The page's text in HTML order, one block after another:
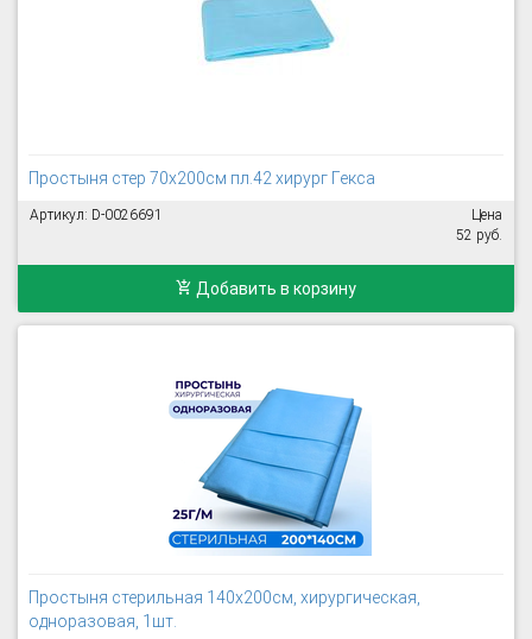
Простыня стер 70х200см пл.42 хирург Гекса
Артикул: D-0026691
Цена
52 руб.
Добавить в корзину
Простыня стерильная 140х200см, хирургическая,
одноразовая, 1шт.